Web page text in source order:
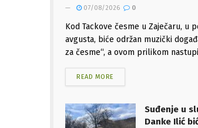
07/08/2026 0
Kod Tackove česme u Zaječaru, u
avgusta, biće održan muzički
za česme“, a ovom prilikom
READ MORE
Suđenje u
Danke Ilić